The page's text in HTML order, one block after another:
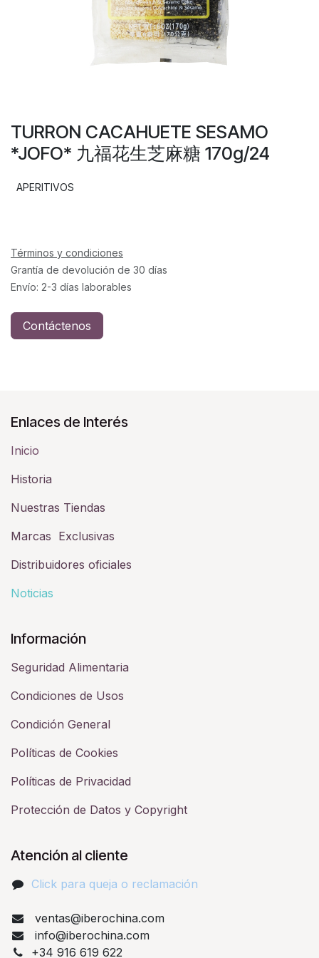
TURRON CACAHUETE SESAMO
*JOFO* 九福花生芝麻糖 170g/24
APERITIVOS
Términos y condiciones
Grantía de devolución de 30 días
Envío: 2-3 días laborables
Contáctenos
Enlaces de Interés
Inicio
Historia​
Nuestras Tiendas
Marcas Exclusivas
Distribuidores oficiales
Noticias
Información
Seguridad Alimentaria
Condiciones de Usos
Condición General
Políticas de Cookies
Políticas de Privacidad
Protección de Datos y Copyright
Atención al cliente
Click para queja o reclamación​
ventas@iberochina.com
info@iberochina.com
+34 916 619 622